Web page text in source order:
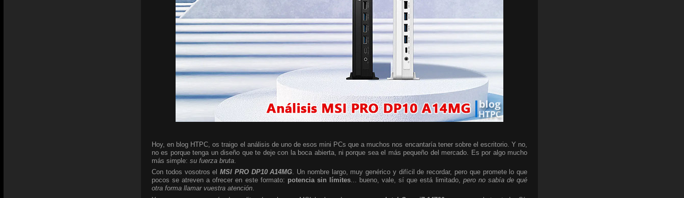
Hoy, en blog HTPC, os traigo el análisis de uno de esos mini PCs que a muchos nos encantaría tener sobre el escritorio. Y no,
no es porque tenga un diseño que te deje con la boca abierta, ni porque sea el más pequeño del mercado. Es por algo mucho
más simple: su fuerza bruta
Con todos vosotros elMSI PRO DP10 A14MG. Un nombre largo, muy genérico y difícil de recordar, pero que promete lo que
pocos se atreven a ofrecer en este formato: potencia sin límites... bueno, vale, sí que está limitado, pero no sabía de qué
otra forma llamar vuestra atención.